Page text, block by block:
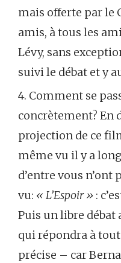
mais offerte par le
amis, à tous les
Lévy, sans
suivi le débat et y
4. Comment se
concrètement? En
projection de ce
même vu il y a
d’entre vous n’ont
vu: « L’Espoir » :
Puis un libre débat
qui répondra à
précise – car